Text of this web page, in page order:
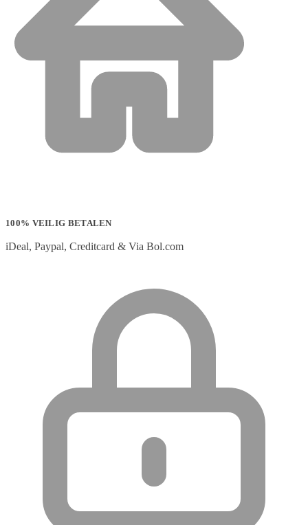
100% VEILIG BETALEN
iDeal, Paypal, Creditcard & Via Bol.com